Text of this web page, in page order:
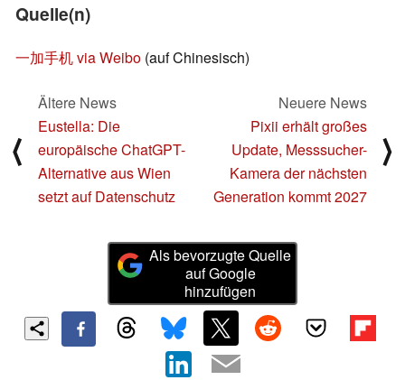
Quelle(n)
一加手机 via Weibo (auf Chinesisch)
⟨
Ältere News
Eustella: Die
europäische ChatGPT-
Alternative aus Wien
setzt auf Datenschutz
Neuere News
Pixii erhält großes
Update, Messsucher-
Kamera der nächsten
Generation kommt 2027
⟩
Als bevorzugte Quelle
auf Google
hinzufügen